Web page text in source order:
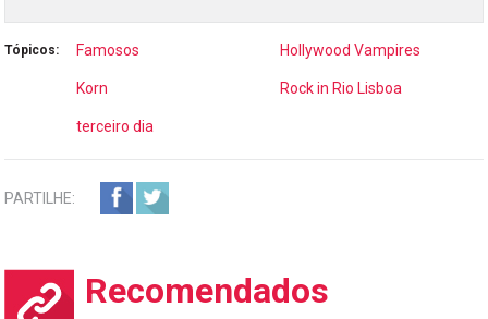
Tópicos: Famosos Hollywood Vampires
Korn Rock in Rio Lisboa
terceiro dia
PARTILHE:
Recomendados